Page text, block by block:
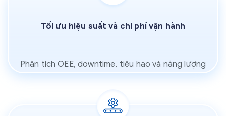
Tối ưu hiệu suất và chi phí vận hành
Phân tích OEE, downtime, tiêu hao và năng lượng